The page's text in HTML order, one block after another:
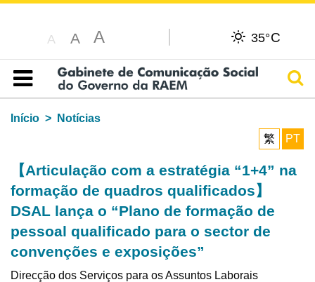
A A A 35°C
Índice
Início
Notícias
繁
PT
【Articulação com a estratégia “1+4” na
formação de quadros qualificados】
DSAL lança o “Plano de formação de
pessoal qualificado para o sector de
convenções e exposições”
Direcção dos Serviços para os Assuntos Laborais